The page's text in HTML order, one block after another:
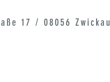
17 / 08056 Zwickau